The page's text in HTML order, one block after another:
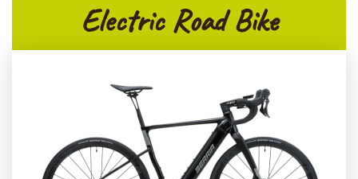
Electric Road Bike